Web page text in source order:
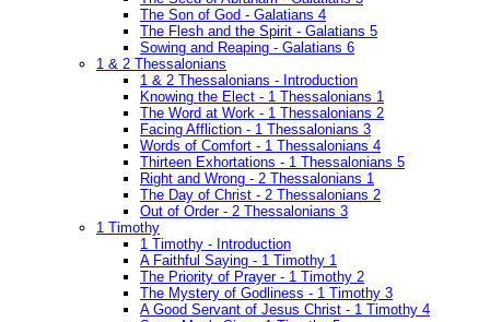
The Son of God - Galatians 4
The Flesh and the Spirit - Galatians 5
Sowing and Reaping - Galatians 6
1 & 2 Thessalonians
1 & 2 Thessalonians - Introduction
Knowing the Elect - 1 Thessalonians 1
The Word at Work - 1 Thessalonians 2
Facing Affliction - 1 Thessalonians 3
Words of Comfort - 1 Thessalonians 4
Thirteen Exhortations - 1 Thessalonians 5
Right and Wrong - 2 Thessalonians 1
The Day of Christ - 2 Thessalonians 2
Out of Order - 2 Thessalonians 3
1 Timothy
1 Timothy - Introduction
A Faithful Saying - 1 Timothy 1
The Priority of Prayer - 1 Timothy 2
The Mystery of Godliness - 1 Timothy 3
A Good Servant of Jesus Christ - 1 Timothy 4